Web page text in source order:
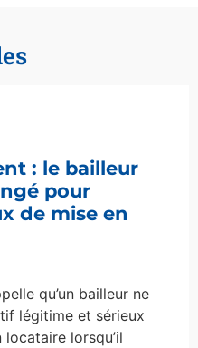
: le bailleur
pour
de mise en
qu’un bailleur ne
légitime et sérieux
lorsqu’il